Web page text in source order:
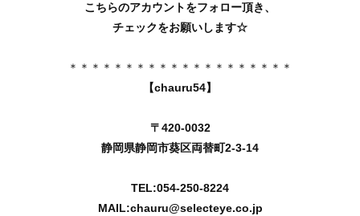
こちらのアカウントをフォロー頂き、
チェックをお願いします☆
＊＊＊＊＊＊＊＊＊＊＊＊＊＊＊＊＊＊＊＊
【chauru54】
〒420-0032
静岡県静岡市葵区両替町2-3-14
TEL:054-250-8224
MAIL:chauru@selecteye.co.jp